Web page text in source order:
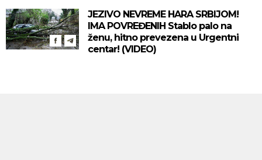
JEZIVO NEVREME HARA SRBIJOM!
IMA POVREĐENIH Stablo palo na
ženu, hitno prevezena u Urgentni
centar! (VIDEO)